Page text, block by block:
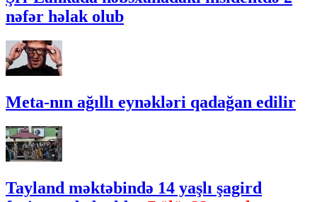
nəfər həlak olub
Meta-nın ağıllı eynəkləri qadağan edilir
Tayland məktəbində 14 yaşlı şagird